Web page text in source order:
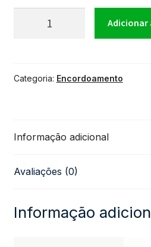
Encordoamento
Guitarra
quantidade
Adicionar
Categoria: Encordoamento
Informação adicional
Avaliações (0)
Informação